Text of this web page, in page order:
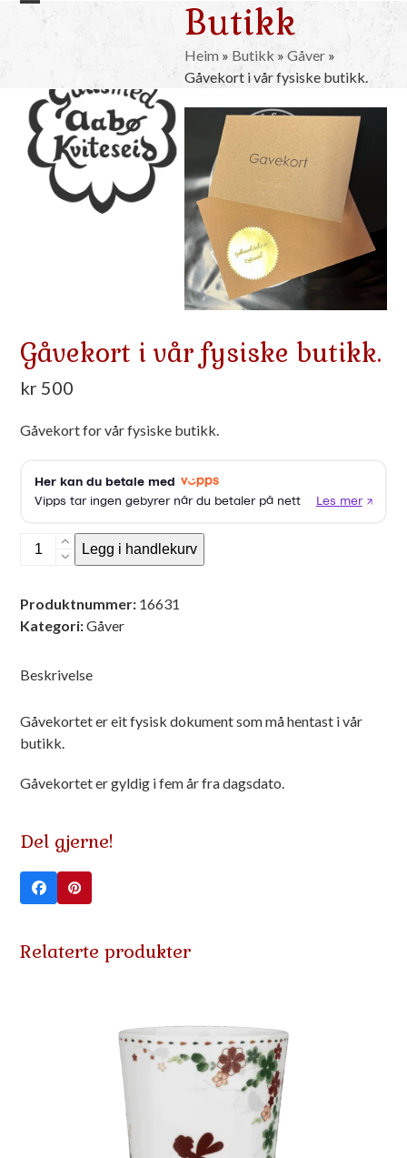
Skip
Open
menu
Close
menu
Butikk
Heim » Butikk» Gåver»
Gåvekort i vår fysiske butikk.
Gåvekort i vår fysiske butikk.
kr500
Gåvekort for vår fysiske butikk.
Gåvekort
fysiske
butikk.
Legg i handlekurv
Produktnummer: 16631
Kategori:Gåver
Beskrivelse
Gåvekortet er eit fysisk dokument som må hentast i vår
butikk.
Gåvekortet er gyldig i fem år fra dagsdato.
Del gjerne!
Relaterte produkter